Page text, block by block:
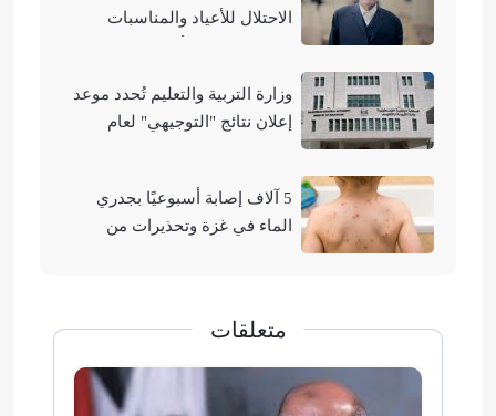
الاحتلال للأعياد والمناسبات
وزارة التربية والتعليم تُحدد موعد
إعلان نتائج "التوجيهي" لعام
5 آلاف إصابة أسبوعيًا بجدري
الماء في غزة وتحذيرات من
متعلقات